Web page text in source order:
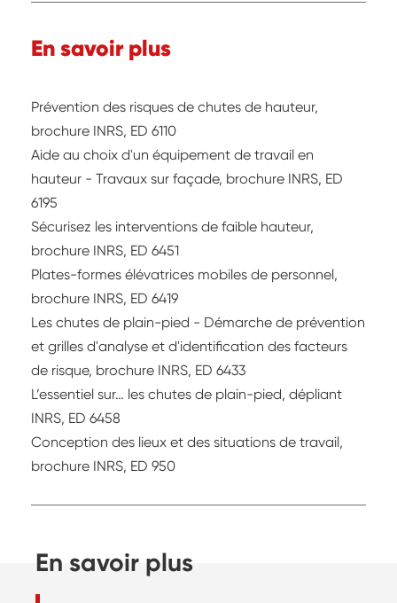
En savoir plus
Prévention des risques de chutes de hauteur,
brochure INRS, ED 6110
Aide au choix d'un équipement de travail en
hauteur - Travaux sur façade, brochure INRS, ED
6195
Sécurisez les interventions de faible hauteur,
brochure INRS, ED 6451
Plates-formes élévatrices mobiles de personnel,
brochure INRS, ED 6419
Les chutes de plain-pied - Démarche de prévention
et grilles d'analyse et d'identification des facteurs
de risque, brochure INRS, ED 6433
L’essentiel sur… les chutes de plain-pied, dépliant
INRS, ED 6458
Conception des lieux et des situations de travail,
brochure INRS, ED 950
En savoir plus